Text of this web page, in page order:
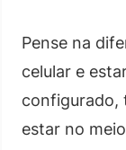
Pense na
celular e
configurado,
estar no